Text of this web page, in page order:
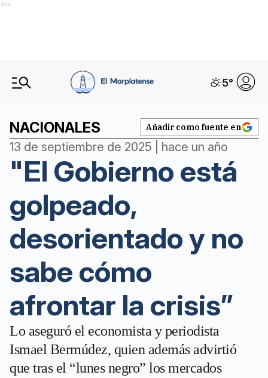
Ads
5°
NACIONALES Añadir como fuente en
13 de septiembre de 2025 | hace un año
"El Gobierno está
golpeado,
desorientado y no
sabe cómo
afrontar la crisis”
Lo aseguró el economista y periodista
Ismael Bermúdez, quien además advirtió
que tras el “lunes negro” los mercados